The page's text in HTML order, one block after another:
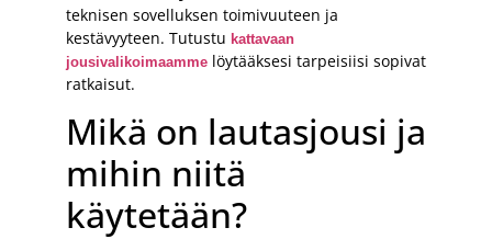
teknisen sovelluksen toimivuuteen ja
kestävyyteen. Tutustu kattavaan
jousivalikoimaamme löytääksesi tarpeisiisi sopivat
ratkaisut.
Mikä on lautasjousi ja
mihin niitä
käytetään?